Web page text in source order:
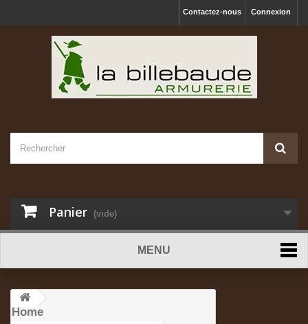
Connexion
Contactez-nous
Panier (vide)
MENU
Home